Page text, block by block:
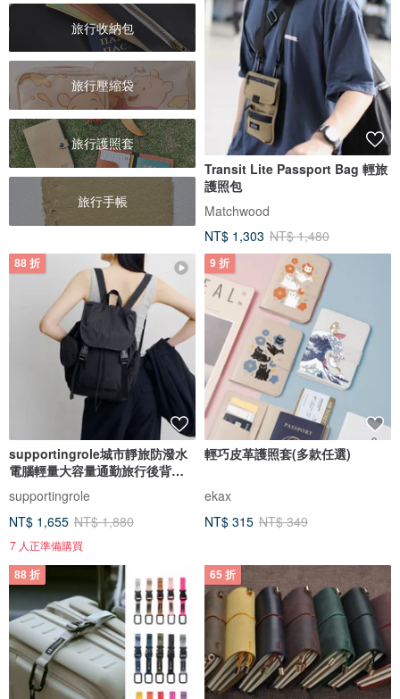
旅行收納包
旅行壓縮袋
旅行護照套
旅行手帳
Transit Lite Passport Bag 輕旅
護照包
Matchwood
NT$ 1,303 NT$ 1,480
88 折
supportingrole城市靜旅防潑水
電腦輕量大容量通勤旅行後背包
supportingrole
NT$ 1,655 NT$ 1,880
7 人正準備購買
9 折
輕巧皮革護照套(多款任選)
ekax
NT$ 315 NT$ 349
88 折 65 折